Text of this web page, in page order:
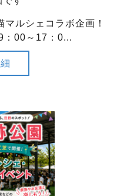
ルシェコラボ企画！
：00～17：0...